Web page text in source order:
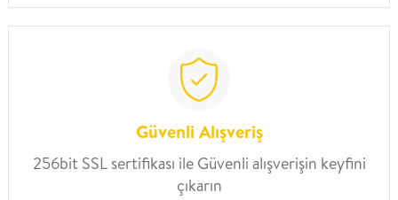
Güvenli Alışveriş
256bit SSL sertifikası ile Güvenli alışverişin keyfini
çıkarın